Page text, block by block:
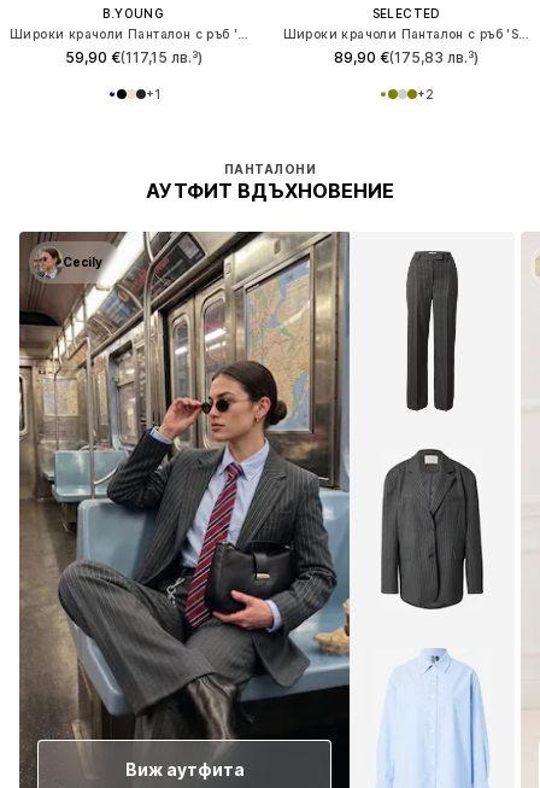
B.YOUNG
59,90 €(117,15 лв.³)
+1
SELECTED
89,90 €(175,83 лв.³)
+2
ПАНТАЛОНИ
АУТФИТ ВДЪХНОВЕНИЕ
Cecily
Виж аутфита